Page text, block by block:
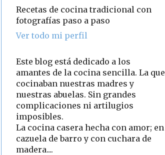
Recetas de cocina tradicional con
fotografías paso a paso
Ver todo mi perfil
Este blog está dedicado a los
amantes de la cocina sencilla. La que
cocinaban nuestras madres y
nuestras abuelas. Sin grandes
complicaciones ni artilugios
imposibles.
La cocina casera hecha con amor; en
cazuela de barro y con cuchara de
madera....